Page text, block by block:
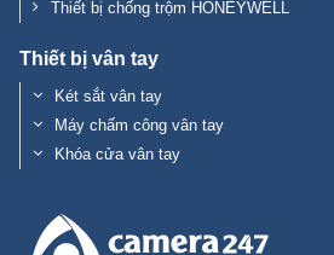
Thiết bị vân tay
Két sắt vân tay
Máy chấm công vân tay
Khóa cửa vân tay